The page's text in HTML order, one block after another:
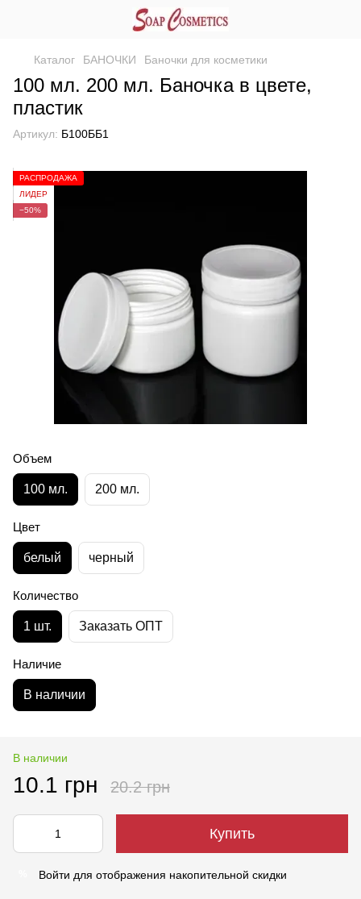
Каталог БАНОЧКИ Баночки для косметики
100 мл. 200 мл. Баночка в цвете,
пластик
Артикул: Б100ББ1
РАСПРОДАЖА
ЛИДЕР
−50%
Объем
100 мл. 200 мл.
Цвет
белый черный
Количество
1 шт. Заказать ОПТ
Наличие
В наличии
В наличии
10.1 грн 20.2 грн
Купить
Войти для отображения накопительной скидки